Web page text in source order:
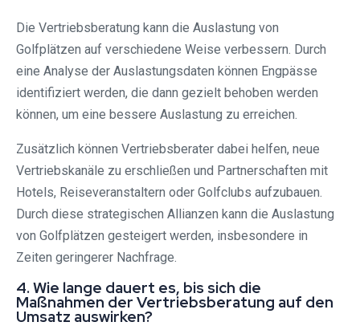
Die Vertriebsberatung kann die Auslastung von
Golfplätzen auf verschiedene Weise verbessern. Durch
eine Analyse der Auslastungsdaten können Engpässe
identifiziert werden, die dann gezielt behoben werden
können, um eine bessere Auslastung zu erreichen.
Zusätzlich können Vertriebsberater dabei helfen, neue
Vertriebskanäle zu erschließen und Partnerschaften mit
Hotels, Reiseveranstaltern oder Golfclubs aufzubauen.
Durch diese strategischen Allianzen kann die Auslastung
von Golfplätzen gesteigert werden, insbesondere in
Zeiten geringerer Nachfrage.
4. Wie lange dauert es, bis sich die
Maßnahmen der Vertriebsberatung auf den
Umsatz auswirken?